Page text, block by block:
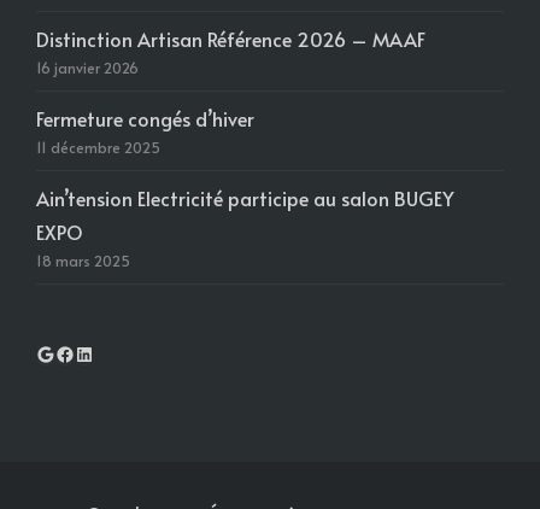
Distinction Artisan Référence 2026 – MAAF
16 janvier 2026
Fermeture congés d’hiver
11 décembre 2025
Ain’tension Electricité participe au salon BUGEY
EXPO
18 mars 2025